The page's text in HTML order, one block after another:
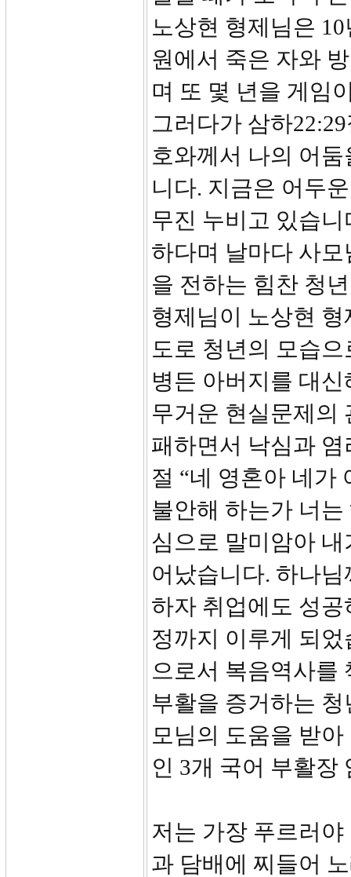
노상현 형제님은
원에서 죽은 자와
며 또 몇 년을 게임
그러다가 삼하
호와께서 나의 어
니다. 지금은 어두
무진 누비고 있습
하다며 날마다 사
을 전하는 힘찬 청
형제님이 노상현
도로 청년의 모습
병든 아버지를 대
무거운 현실문제의
패하면서 낙심과
절 “네 영혼아 네가
불안해 하는가 너
심으로 말미암아
어났습니다. 하나
하자 취업에도 성
정까지 이루게 되
으로서 복음역사를
부활을 증거하는
모님의 도움을 받
인 3개 국어 부활장
저는 가장 푸르러
과 담배에 찌들어